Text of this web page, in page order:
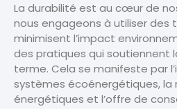
La durabilité est au cœur de
nous engageons à utiliser des
minimisent l’impact
des pratiques qui soutiennent
terme. Cela se manifeste par
systèmes écoénergétiques, la
énergétiques et l’offre de